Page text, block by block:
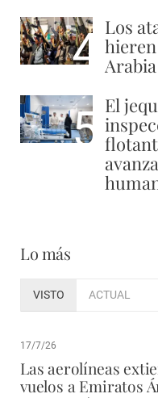
4 Los
hieren
5 El
Lo más
VISTO ACTUAL
17/7/26
Las aerolíneas
vuelos a Emiratos